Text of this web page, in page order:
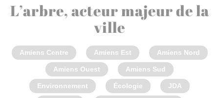
L’arbre, acteur majeur de la
ville
Amiens Centre Amiens Est Amiens Nord
Amiens Ouest Amiens Sud
Environnement Écologie JDA